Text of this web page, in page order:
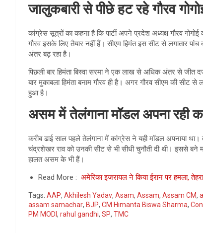
जालुकबारी से पीछे हट रहे गौरव
कांग्रेस सूत्रों का कहना है कि पार्टी अपने प्रदेश अध्यक्ष गौरव
गौरव इसके लिए तैयार नहीं हैं। सीएम हिमंत इस सीट से लगातार
अंतर बढ़ रहा है।
पिछली बार हिमंता बिस्वा सरमा ने एक लाख से अधिक अंतर से जीत
बार मुकाबला हिमंता बनाम गौरव ही है। अगर गौरव सीएम की
हुआ है।
असम में तेलंगाना मॉडल अपना रही
करीब ढाई साल पहले तेलंगाना में कांग्रेस ने यही मॉडल अपनाया
चंद्रशेखर राव को उनकी सीट से भी सीधी चुनौती दी थी। इससे बने
हालत असम के भी हैं।
Read More : अमेरिका इजरायल ने किया ईरान पर हमला,
Tags: AAP, Akhilesh Yadav, Asam, Assam, Assam CM,
assam samachar, BJP, CM Himanta Biswa Sharma,
PM MODI , rahul gandhi, SP, TMC